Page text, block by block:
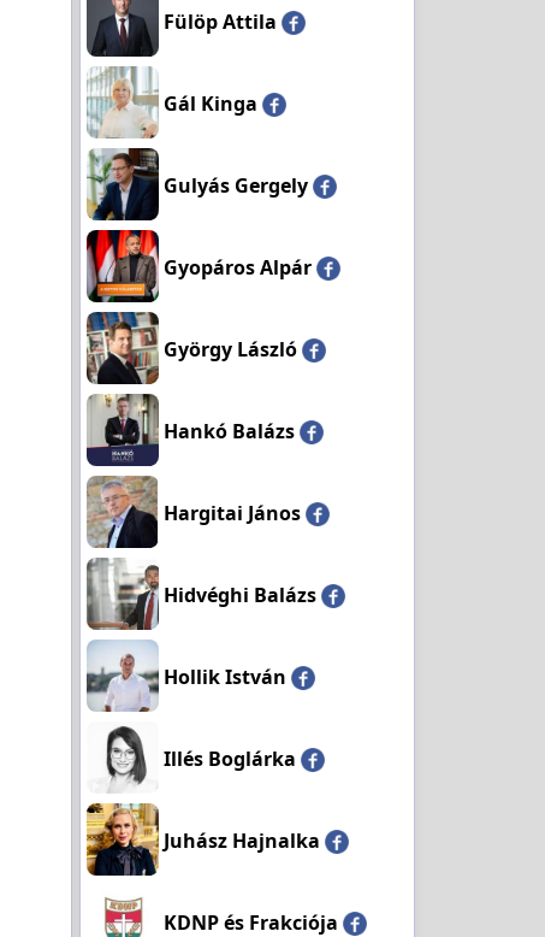
Fülöp Attila
Gál Kinga
Gulyás Gergely
Gyopáros Alpár
György László
Hankó Balázs
Hargitai János
Hidvéghi Balázs
Hollik István
Illés Boglárka
Juhász Hajnalka
KDNP és Frakciója